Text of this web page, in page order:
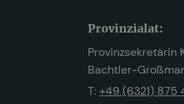
Provinzialat:
Provinzsekretärin
Bachtler-
T: +49 (6321) 875